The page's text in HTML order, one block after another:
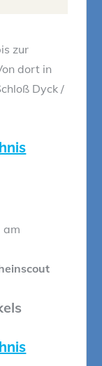
zur
dort in
Dyck /
am